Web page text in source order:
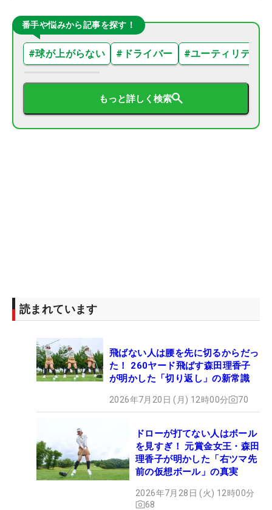
番手や悩みから記事を探す！
#球が上がらない # ドライバー #ユーティリティ
もっと詳しく検索
読まれています
飛ばない人は腰を先に切るからだっ
た！ 260ヤード飛ばす森田理香子
が明かした「切り返し」の新常識
2026年7月20日 (月) 12時00分 70
ドローが打てない人はボール
を見すぎ！ 元賞金女王・森田
理香子が明かした「右ツマ先
前の仮想ボール」の真実
2026年7月28日 (火) 12時00分
68